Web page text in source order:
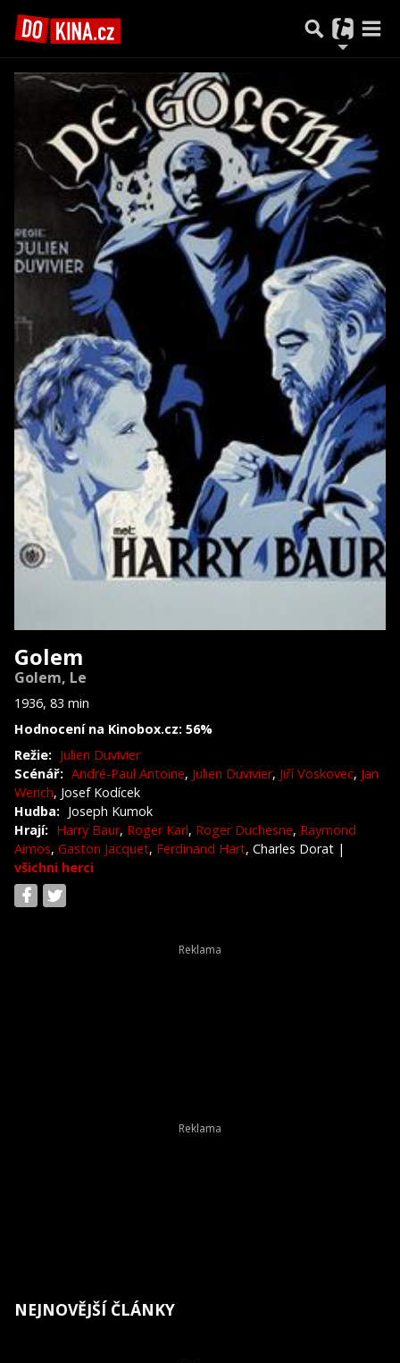
Golem
Golem, Le
1936, 83 min
Hodnocení na Kinobox.cz: 56%
Režie: Julien Duvivier
Scénář: André-Paul Antoine, Julien Duvivier, Jiří Voskovec, Jan
Werich, Josef Kodícek
Hudba: Joseph Kumok
Hrají: Harry Baur, Roger Karl, Roger Duchesne, Raymond
Aimos, Gaston Jacquet, Ferdinand Hart, Charles Dorat |
všichni herci
NEJNOVĚJŠÍ ČLÁNKY